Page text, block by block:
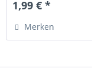
1,99 € *
Merken